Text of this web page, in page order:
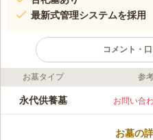
最新式管理システムを採用
コメント・
ライフドット編集部のコメント
納骨堂ではありますが、
は冷暖房を完備しており
お墓タイプ 参
永代供養墓 お問い合
お墓の